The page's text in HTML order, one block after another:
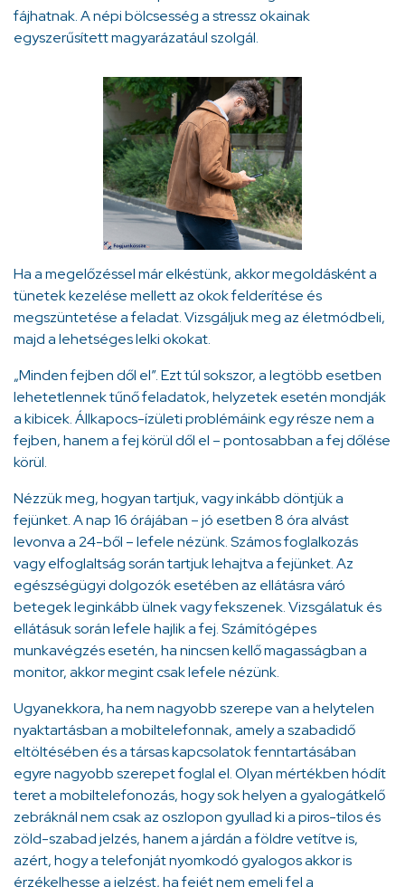
fájhatnak. A népi bölcsesség a stressz okainak
egyszerűsített magyarázatául szolgál.
Ha a megelőzéssel már elkéstünk, akkor megoldásként a
tünetek kezelése mellett az okok felderítése és
megszüntetése a feladat. Vizsgáljuk meg az életmódbeli,
majd a lehetséges lelki okokat.
„Minden fejben dől el”. Ezt túl sokszor, a legtöbb esetben
lehetetlennek tűnő feladatok, helyzetek esetén mondják
a kibicek. Állkapocs-ízületi problémáink egy része nem a
fejben, hanem a fej körül dől el – pontosabban a fej dőlése
körül.
Nézzük meg, hogyan tartjuk, vagy inkább döntjük a
fejünket. A nap 16 órájában – jó esetben 8 óra alvást
levonva a 24-ből – lefele nézünk. Számos foglalkozás
vagy elfoglaltság során tartjuk lehajtva a fejünket. Az
egészségügyi dolgozók esetében az ellátásra váró
betegek leginkább ülnek vagy fekszenek. Vizsgálatuk és
ellátásuk során lefele hajlik a fej. Számítógépes
munkavégzés esetén, ha nincsen kellő magasságban a
monitor, akkor megint csak lefele nézünk.
Ugyanekkora, ha nem nagyobb szerepe van a helytelen
nyaktartásban a mobiltelefonnak, amely a szabadidő
eltöltésében és a társas kapcsolatok fenntartásában
egyre nagyobb szerepet foglal el. Olyan mértékben hódít
teret a mobiltelefonozás, hogy sok helyen a gyalogátkelő
zebráknál nem csak az oszlopon gyullad ki a piros-tilos és
zöld-szabad jelzés, hanem a járdán a földre vetítve is,
azért, hogy a telefonját nyomkodó gyalogos akkor is
érzékelhesse a jelzést, ha fejét nem emeli fel a